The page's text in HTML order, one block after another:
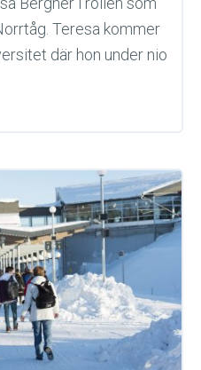
Teresa kommer
där hon under nio